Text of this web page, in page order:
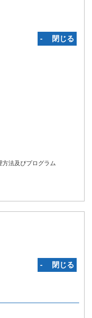
‐ 閉じる
法及びプログラム
‐ 閉じる